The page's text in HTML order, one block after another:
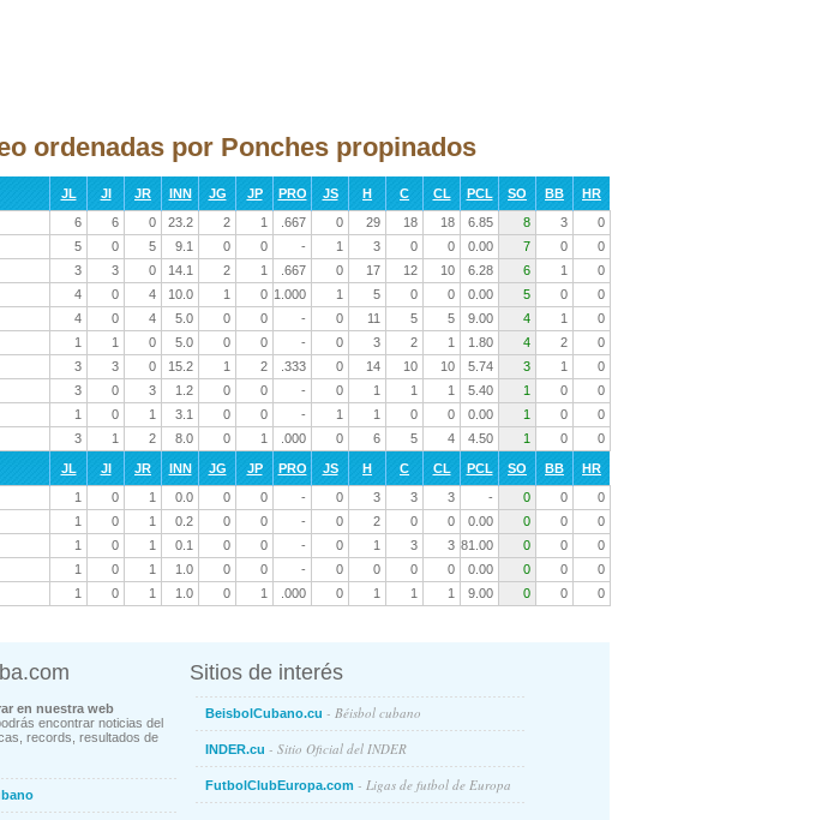
ordenadas por Ponches propinados
JL JI JR INN JG JP PRO JS H C CL PCL SO BB
HR
6 6 0 23.2 2 1 .667 0 29 18 18 6.85 8 3
0
5 0 5 9.1 0 0 - 1 3 0 0 0.00 7 0
0
3 3 0 14.1 2 1 .667 0 17 12 10 6.28 6 1
0
4 0 4 10.0 1 0 1.000 1 5 0 0 0.00 5 0
0
4 0 4 5.0 0 0 - 0 11 5 5 9.00 4 1
0
1 1 0 5.0 0 0 - 0 3 2 1 1.80 4 2
0
3 3 0 15.2 1 2 .333 0 14 10 10 5.74 3 1
0
3 0 3 1.2 0 0 - 0 1 1 1 5.40 1 0
0
1 0 1 3.1 0 0 - 1 1 0 0 0.00 1 0
0
3 1 2 8.0 0 1 .000 0 6 5 4 4.50 1 0 0
JL JI JR INN JG JP PRO JS H C CL PCL SO BB
HR
1 0 1 0.0 0 0 - 0 3 3 3 - 0 0
0
1 0 1 0.2 0 0 - 0 2 0 0 0.00 0 0
0
1 0 1 0.1 0 0 - 0 1 3 3 81.00 0 0
0
1 0 1 1.0 0 0 - 0 0 0 0 0.00 0 0
0
1 0 1 1.0 0 1 .000 0 1 1 1 9.00 0 0 0
en nuestra web
encontrar noticias del
records, resultados de
Sitios de interés
BeisbolCubano.cu - Béisbol cubano
INDER.cu - Sitio Oficial del INDER
FutbolClubEuropa.com - Ligas de futbol de Europa